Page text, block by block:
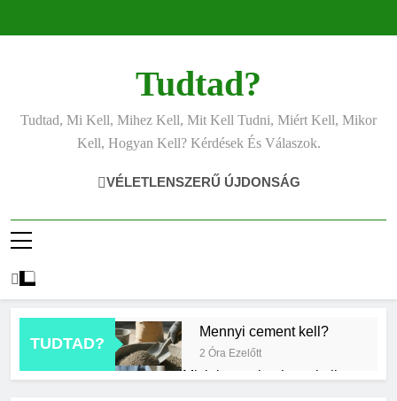
Tudtad?
Tudtad, Mi Kell, Mihez Kell, Mit Kell Tudni, Miért Kell, Mikor
Kell, Hogyan Kell? Kérdések És Válaszok.
VÉLETLENSZERŰ ÚJDONSÁG
TUDTAD?
Mennyi cement kell?
2 Óra Ezelőtt
Mit jelent a thm hogy kell